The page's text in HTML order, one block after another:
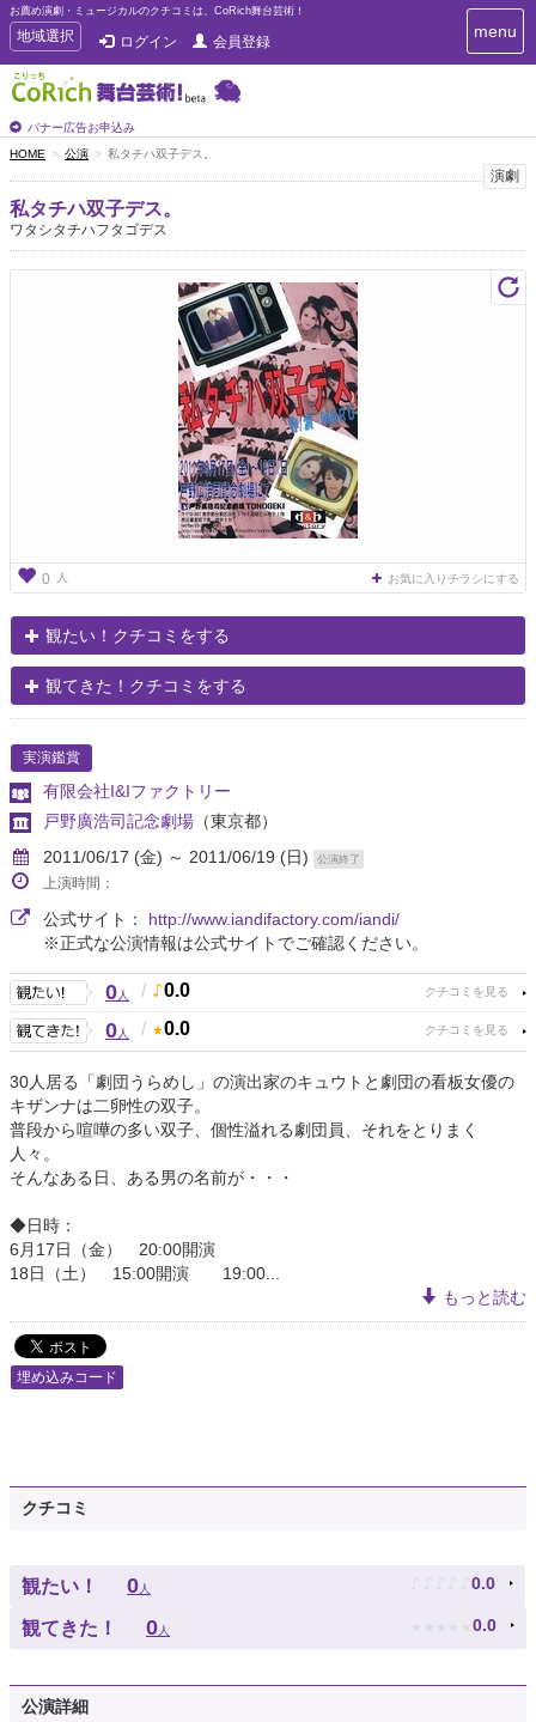
お薦め演劇・ミュージカルのクチコミは、CoRich舞台芸術！
T
o
g
g
e
n
a
v
i
g
地域選択 ログイン 会員登録
バナー広告お申込み
T
o
g
menu
HOME 公演 私タチハ双子デス。
演劇
私タチハ双子デス。
ワタシタチハフタゴデス
0 人 お気に入りチラシにする
観たい！クチコミをする
観てきた！クチコミをする
実演鑑賞
有限会社I&Iファクトリー
戸野廣浩司記念劇場 （東京都）
2011/06/17 (金) ～ 2011/06/19 (日)
公演終了
上演時間：
公式サイト： http://www.iandifactory.com/iandi/
※正式な公演情報は公式サイトでご確認ください。
0人 / 0.0
0人 / 0.0
30人居る「劇団うらめし」の演出家のキュウトと劇団の看板女優の
キザンナは二卵性の双子。
普段から喧嘩の多い双子、個性溢れる劇団員、それをとりまく
人々。
そんなある日、ある男の名前が・・・
◆日時：
6月17日（金） 20:00開演
18日（土） 15:00開演 19:00...
もっと読む
埋め込みコード
クチコミ
観たい！ 0人 ♪ ♪ ♪ ♪ ♪ 0.0
観てきた！ 0人 ★ ★ ★ ★ ★ 0.0
公演詳細